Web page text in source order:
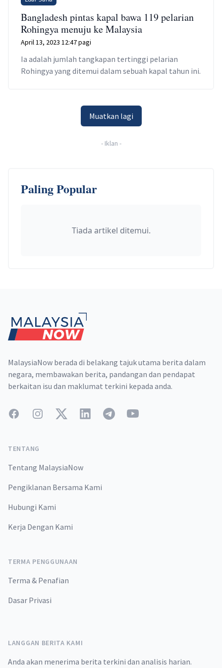
Bangladesh pintas kapal bawa 119 pelarian
Rohingya menuju ke Malaysia
April 13, 2023 12:47 pagi
Ia adalah jumlah tangkapan tertinggi pelarian
Rohingya yang ditemui dalam sebuah kapal tahun ini.
Muatkan lagi
- Iklan -
Paling Popular
Tiada artikel ditemui.
MalaysiaNow berada di belakang tajuk utama berita dalam
negara, membawakan berita, pandangan dan pendapat
berkaitan isu dan maklumat terkini kepada anda.
FacebookInstagramTwitterLinkedInTelegramYouTube
TENTANG
Tentang MalaysiaNow
Pengiklanan Bersama Kami
Hubungi Kami
Kerja Dengan Kami
TERMA PENGGUNAAN
Terma & Penafian
Dasar Privasi
LANGGAN BERITA KAMI
Anda akan menerima berita terkini dan analisis harian.